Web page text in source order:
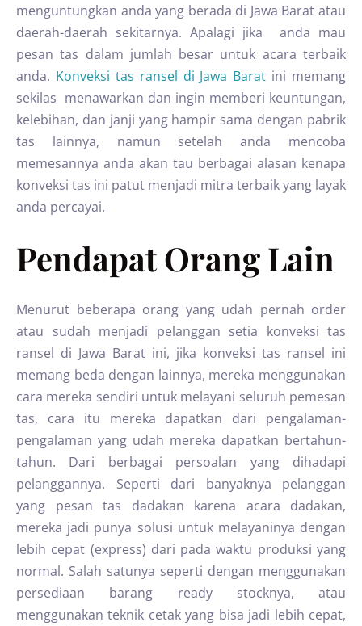
menguntungkan anda yang berada di Jawa Barat atau
daerah-daerah sekitarnya. Apalagi jika anda mau
pesan tas dalam jumlah besar untuk acara terbaik
anda. Konveksi tas ransel di Jawa Barat ini memang
sekilas menawarkan dan ingin memberi keuntungan,
kelebihan, dan janji yang hampir sama dengan pabrik
tas lainnya, namun setelah anda mencoba
memesannya anda akan tau berbagai alasan kenapa
konveksi tas ini patut menjadi mitra terbaik yang layak
anda percayai.
Pendapat Orang Lain
Menurut beberapa orang yang udah pernah order
atau sudah menjadi pelanggan setia konveksi tas
ransel di Jawa Barat ini, jika konveksi tas ransel ini
memang beda dengan lainnya, mereka menggunakan
cara mereka sendiri untuk melayani seluruh pemesan
tas, cara itu mereka dapatkan dari pengalaman-
pengalaman yang udah mereka dapatkan bertahun-
tahun. Dari berbagai persoalan yang dihadapi
pelanggannya. Seperti dari banyaknya pelanggan
yang pesan tas dadakan karena acara dadakan,
mereka jadi punya solusi untuk melayaninya dengan
lebih cepat (express) dari pada waktu produksi yang
normal. Salah satunya seperti dengan menggunakan
persediaan barang ready stocknya, atau
menggunakan teknik cetak yang bisa jadi lebih cepat,